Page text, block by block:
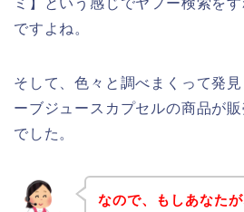
ミ】という感じでヤフー検索を
ですよね。
そして、色々と調べまくって発
ーブジュースカプセルの商品が
でした。
なので、もしあなた